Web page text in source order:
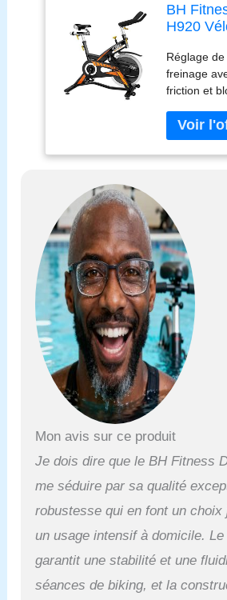
BH
H920
Friction.
20 Kg
Réglage de
freinage
friction et
V Pédales
trekking
résistant
Mon avis sur ce produit
Je dois dire que le BH Fitness
me séduire par sa qualité
robustesse qui en font un choix
un usage intensif à domicile.
garantit une stabilité et une
séances de biking, et la